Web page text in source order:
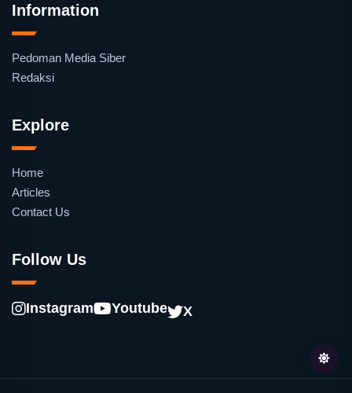
Information
Pedoman Media Siber
Redaksi
Explore
Home
Articles
Contact Us
Follow Us
Instagram Youtube X